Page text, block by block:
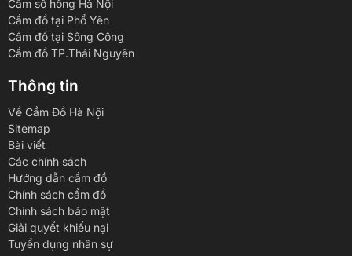
Cầm sổ hồng Hà Nội
Cầm đồ tại Phổ Yên
Cầm đồ tại Sông Công
Cầm đồ TP.Thái Nguyên
Thông tin
Về Cầm Đồ Hà Nội
Sitemap
Bài viết
Các chính sách
Hướng dẫn cầm đồ
Chính sách cầm đồ
Chính sách bảo mật
Giải quyết khiếu nại
Tuyển dụng nhân sự